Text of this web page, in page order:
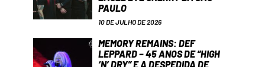
PAULO
10 DE JULHO DE 2026
MEMORY REMAINS: DEF
LEPPARD – 45 ANOS DE “HIGH
‘N’ DRY” E A DESPEDIDA DE